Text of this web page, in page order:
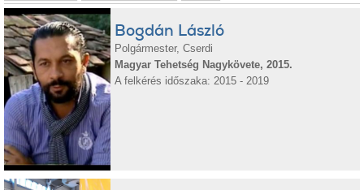
Bogdán László
Polgármester, Cserdi
Magyar Tehetség Nagykövete, 2015.
A felkérés időszaka: 2015 - 2019